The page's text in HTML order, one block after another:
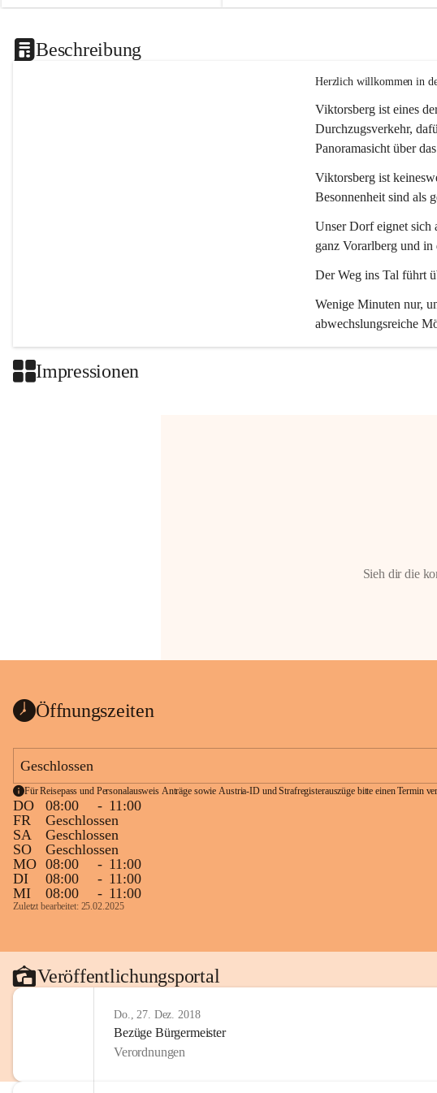
Beschreibung
Herzlich willkommen in
Viktorsberg ist eines
Durchzugsverkehr,
Panoramasicht über
Viktorsberg ist
Besonnenheit sind als
Unser Dorf eignet sich
ganz Vorarlberg und in
Der Weg ins Tal führt
Wenige Minuten nur,
abwechslungsreiche
Impressionen
Sieh dir die
Öffnungszeiten
Geschlossen
Für Reisepass und Personalausweis Anträge sowie Austria-ID und Strafregisterauszüge bitte einen Termin
DO 08:00 - 11:00
FR
Geschlossen
SA
Geschlossen
SO
Geschlossen
MO 08:00 - 11:00
DI
08:00 - 11:00
MI
08:00 - 11:00
Zuletzt bearbeitet: 25.02.2025
Veröffentlichungsportal
Do., 27. Dez. 2018
Bezüge Bürgermeister
Verordnungen